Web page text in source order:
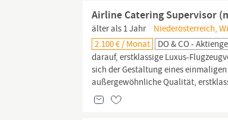
Airline Catering Supervisor
älter als 1 Jahr
Niederösterreich,
2.100 € / Monat
DO & CO -
darauf, erstklassige Luxus-
sich der Gestaltung eines
außergewöhnliche Qualität,